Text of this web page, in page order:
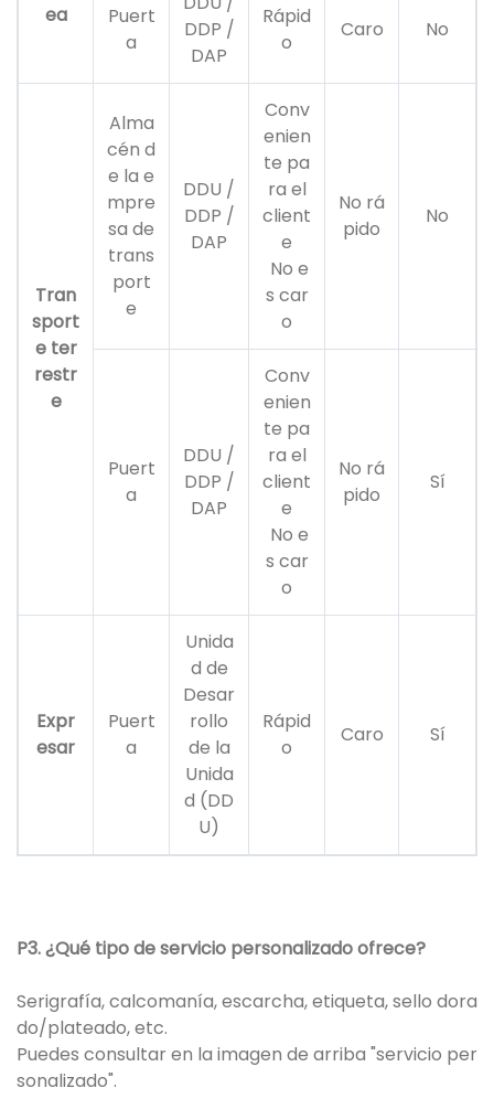
ea
Puert
a
DDP /
DAP
Rápid
o
Caro No
Tran
sport
e ter
restr
e
Alma
cén d
e la e
mpre
sa de
trans
port
e
DDU /
DDP /
DAP
Conv
enien
te pa
ra el
client
e
No e
s car
o
No rá
pido
No
Puert
a
DDU /
DDP /
DAP
Conv
enien
te pa
ra el
client
e
No e
s car
o
No rá
pido
Sí
Expr
esar
Puert
a
Unida
d de
Desar
rollo
de la
Unida
d (DD
U)
Rápid
o
Caro Sí
P3. ¿Qué tipo de servicio personalizado ofrece?
Serigrafía, calcomanía, escarcha, etiqueta, sello dora
do/plateado, etc.
Puedes consultar en la imagen de arriba "servicio per
sonalizado".